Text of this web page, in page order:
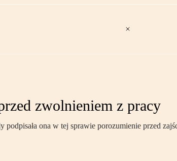
zwolnieniem z pracy
ona w tej sprawie porozumienie przed